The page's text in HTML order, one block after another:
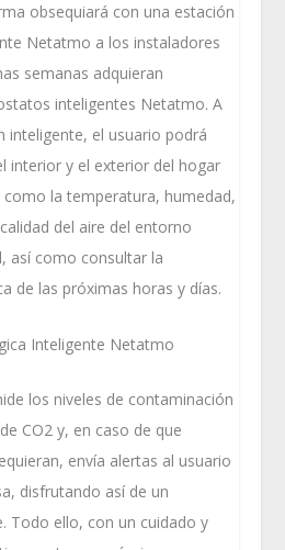
obsequiará con una estación
Netatmo a los instaladores
semanas adquieran
inteligentes Netatmo. A
inteligente, el usuario podrá
interior y el exterior del hogar
la temperatura, humedad,
del aire del entorno
así como consultar la
de las próximas horas y días.
los niveles de contaminación
CO2 y, en caso de que
envía alertas al usuario
disfrutando así de un
Todo ello, con un cuidado y